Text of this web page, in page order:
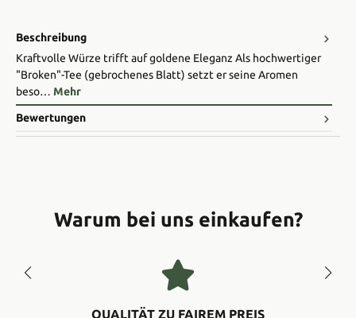
Beschreibung
Kraftvolle Würze trifft auf goldene Eleganz Als hochwertiger
"Broken"-Tee (gebrochenes Blatt) setzt er seine Aromen
beso… Mehr
Bewertungen
Warum bei uns einkaufen?
QUALITÄT ZU FAIREM PREIS